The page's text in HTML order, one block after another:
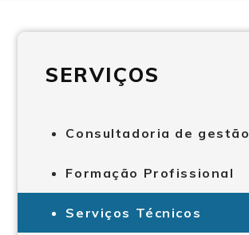
SERVIÇOS
Consultadoria de gestão
Formação Profissional
Serviços Técnicos